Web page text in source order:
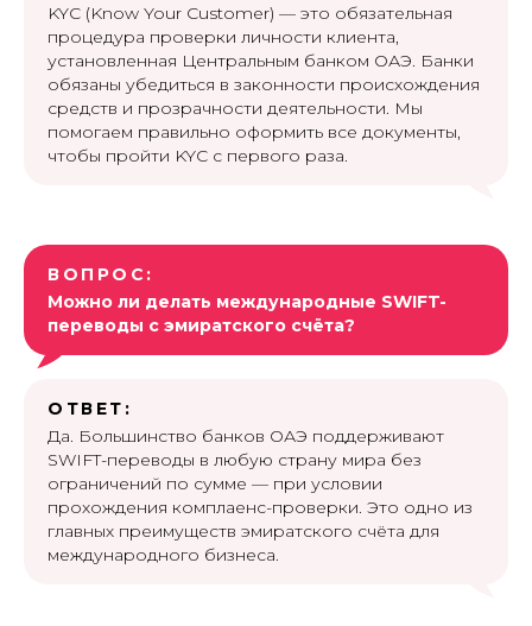
KYC (Know Your Customer) — это обязательная
процедура проверки личности клиента,
установленная Центральным банком ОАЭ. Банки
обязаны убедиться в законности происхождения
средств и прозрачности деятельности. Мы
помогаем правильно оформить все документы,
чтобы пройти KYC с первого раза.
ВОПРОС:
Можно ли делать международные SWIFT-
переводы с эмиратского счёта?
ОТВЕТ:
Да. Большинство банков ОАЭ поддерживают
SWIFT-переводы в любую страну мира без
ограничений по сумме — при условии
прохождения комплаенс-проверки. Это одно из
главных преимуществ эмиратского счёта для
международного бизнеса.